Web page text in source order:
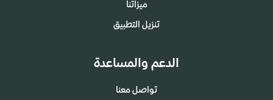
ميزاتنا
تنزيل التطبيق
الدعم والمساعدة
تواصل معنا